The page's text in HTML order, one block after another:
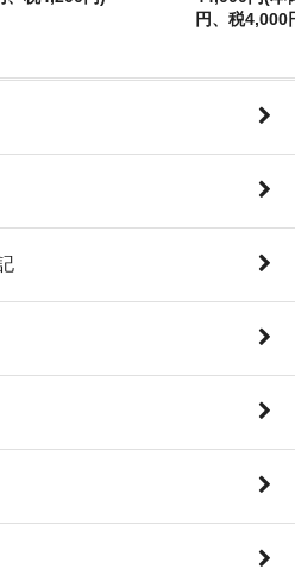
円、税4,000